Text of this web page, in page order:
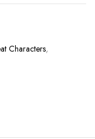
Characters,